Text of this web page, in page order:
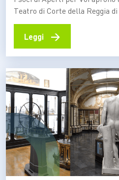
Teatro di Corte della Reggia
Touring Club Italiano e
della convinzione che
fondamentali per tutelare
un futuro migliore. In
Leggi →